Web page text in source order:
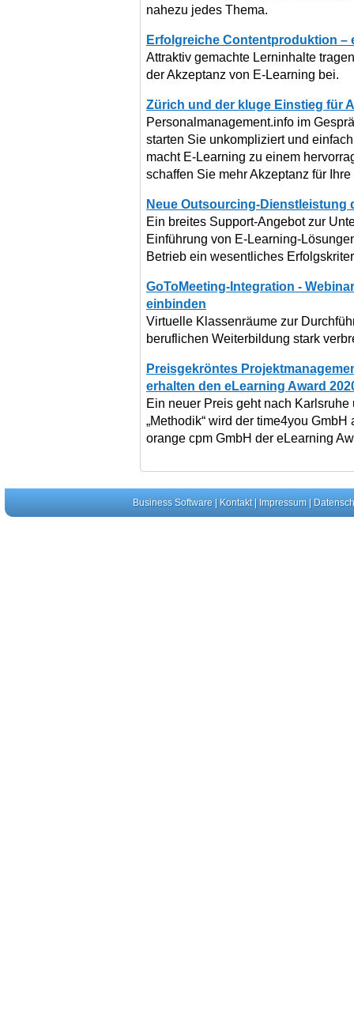
nahezu jedes Thema.
Erfolgreiche Contentproduktion –
Attraktiv gemachte Lerninhalte
der Akzeptanz von E-Learning bei.
Zürich und der kluge Einstieg für
Personalmanagement.info im
starten Sie unkompliziert und
macht E-Learning zu einem
schaffen Sie mehr Akzeptanz für
Neue Outsourcing-Dienstleistung
Ein breites Support-Angebot zur
Einführung von E-Learning-
Betrieb ein wesentliches
GoToMeeting-Integration -
einbinden
Virtuelle Klassenräume zur
beruflichen Weiterbildung stark
Preisgekröntes
erhalten den eLearning Award
Ein neuer Preis geht nach
„Methodik“ wird der time4you
orange cpm GmbH der eLearning
Business Software| Kontakt| Impressum|